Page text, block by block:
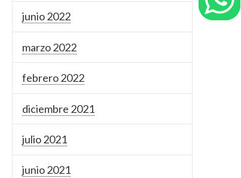
junio 2022
marzo 2022
febrero 2022
diciembre 2021
julio 2021
junio 2021